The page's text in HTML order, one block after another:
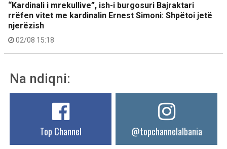
“Kardinali i mrekullive”, ish-i burgosuri Bajraktari
rrëfen vitet me kardinalin Ernest Simoni: Shpëtoi jetë
njerëzish
02/08 15:18
Na ndiqni:
Top Channel @topchannelalbania